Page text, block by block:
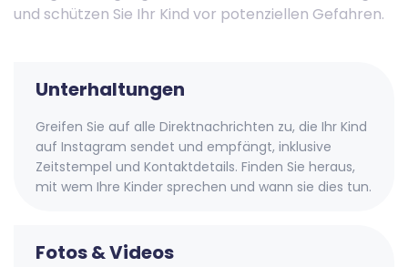
und schützen Sie Ihr Kind vor potenziellen Gefahren.
Unterhaltungen
Greifen Sie auf alle Direktnachrichten zu, die Ihr Kind
auf Instagram sendet und empfängt, inklusive
Zeitstempel und Kontaktdetails. Finden Sie heraus,
mit wem Ihre Kinder sprechen und wann sie dies tun.
Fotos & Videos